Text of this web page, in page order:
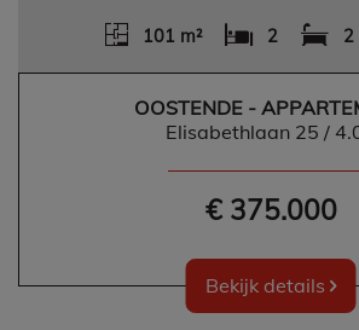
101 m² 2 2
OOSTENDE -
Elisabethlaan 25 /
€ 375.000
Bekijk details